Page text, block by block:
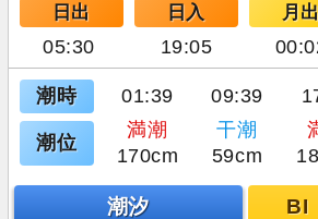
日出 日入 月出
05:30 19:05
潮時 01:39 09:39
潮位
満潮 干潮
170cm
59cm
潮汐 BI